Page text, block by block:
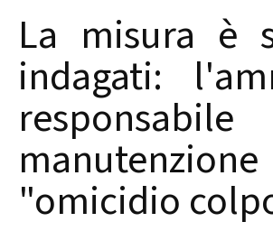
La misura è
indagati:
"omicidio